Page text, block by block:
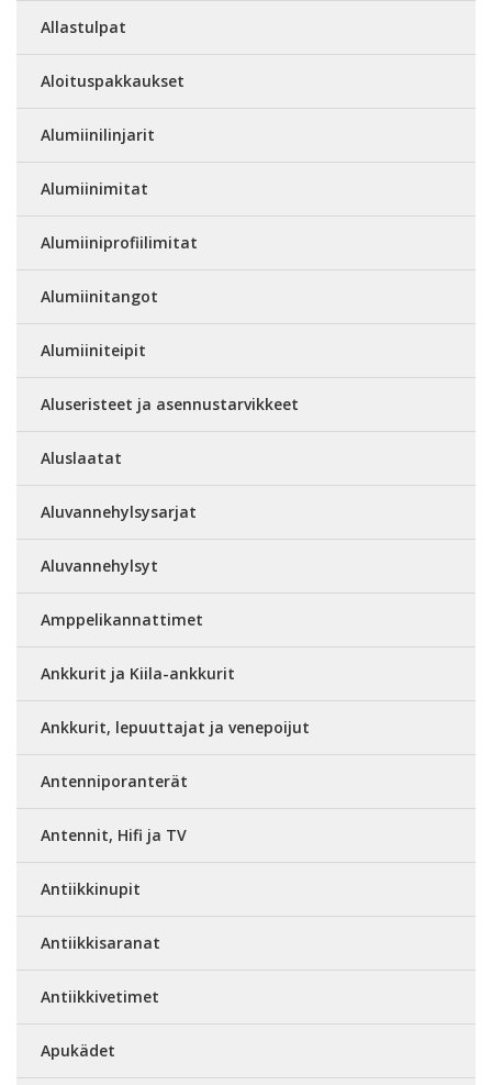
Allastulpat
Aloituspakkaukset
Alumiinilinjarit
Alumiinimitat
Alumiiniprofiilimitat
Alumiinitangot
Alumiiniteipit
Aluseristeet ja asennustarvikkeet
Aluslaatat
Aluvannehylsysarjat
Aluvannehylsyt
Amppelikannattimet
Ankkurit ja Kiila-ankkurit
Ankkurit, lepuuttajat ja venepoijut
Antenniporanterät
Antennit, Hifi ja TV
Antiikkinupit
Antiikkisaranat
Antiikkivetimet
Apukädet